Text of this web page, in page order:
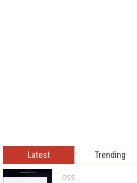
Latest Trending
OSS